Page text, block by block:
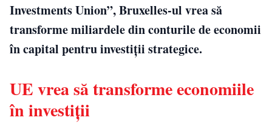
Investments Union”, Bruxelles-ul vrea să
transforme miliardele din conturile de economii
în capital pentru investiții strategice.
UE vrea să transforme economiile
în investiții